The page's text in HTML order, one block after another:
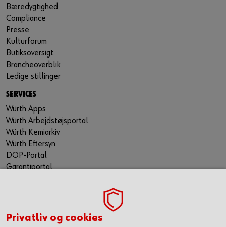
Bæredygtighed
Compliance
Presse
Kulturforum
Butiksoversigt
Brancheoverblik
Ledige stillinger
SERVICES
Würth Apps
Würth Arbejdstøjsportal
Würth Kemiarkiv
Würth Eftersyn
DOP-Portal
Garantiportal
WÜRTH TECHNICAL SOFTWARE II
Gå ikke glip af nyheder og skarpe tilbud. Hold dig opdateret
Privatliv og cookies